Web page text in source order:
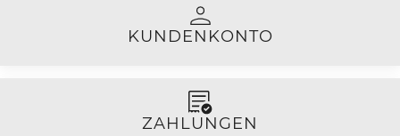
KUNDENKONTO
ZAHLUNGEN